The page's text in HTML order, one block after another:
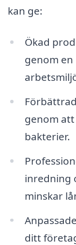
kan ge:
Ökad
genom
genom
bakterier.
inredning
minskar
ditt